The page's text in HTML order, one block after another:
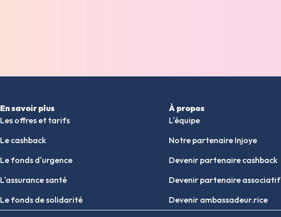
En savoir plus
Les offres et tarifs
Le cashback
Le fonds d'urgence
L'assurance santé
Le fonds de solidarité
À propos
L'équipe
Notre partenaire Injoye
Devenir partenaire cashback
Devenir partenaire associatif
Devenir ambassadeur.rice